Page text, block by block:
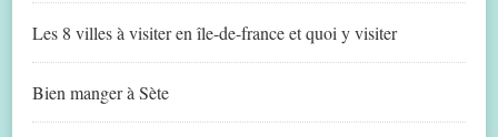
Les 8 villes à visiter en île-de-france et quoi y visiter
Bien manger à Sète